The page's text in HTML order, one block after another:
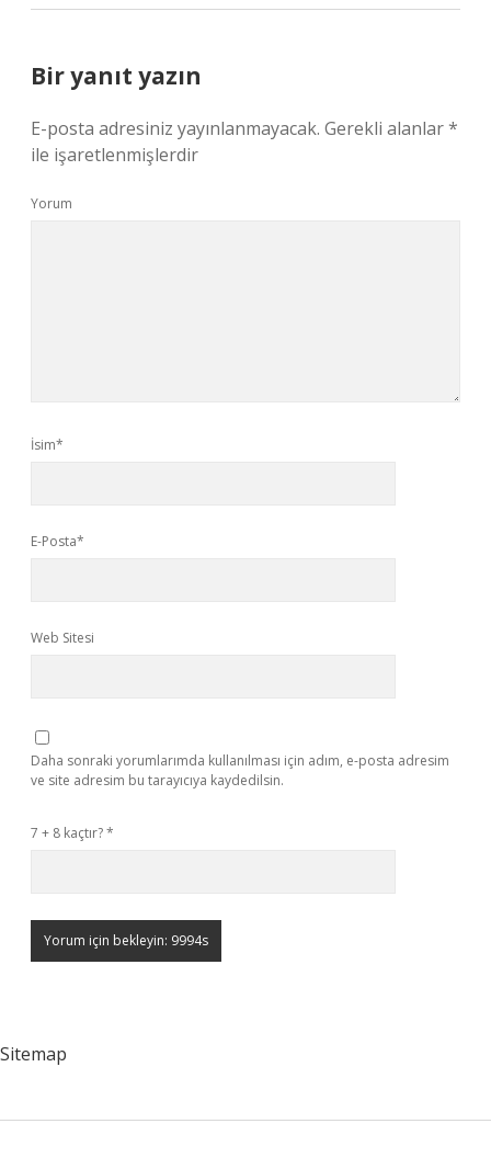
Bir yanıt yazın
E-posta adresiniz yayınlanmayacak. Gerekli alanlar*
ile işaretlenmişlerdir
Yorum
İsim*
E-Posta*
Web Sitesi
Daha sonraki yorumlarımda kullanılması için adım, e-posta adresim
ve site adresim bu tarayıcıya kaydedilsin.
7 + 8 kaçtır?*
Sitemap